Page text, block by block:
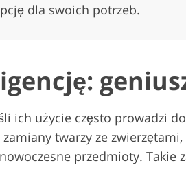
dla swoich potrzeb.
ich użycie często prowadzi
twarzy ze
przedmioty. Takie